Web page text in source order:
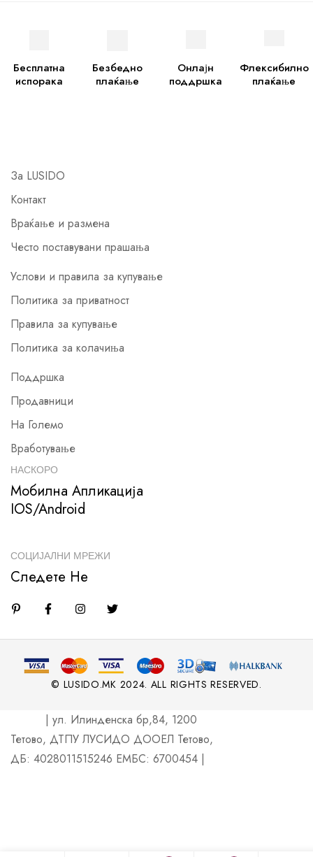
Бесплатна
испорака
Безбедно
плаќање
Онлајн
поддршка
Флексибилно
плаќање
За LUSIDO
Контакт
Враќање и размена
Често поставувани прашања
Услови и правила за купување
Политика за приватност
Правила за купување
Политика за колачиња
Поддршка
Продавници
На Големо
Вработување
НАСКОРО
Мобилна Апликација
IOS/Android
СОЦИЈАЛНИ МРЕЖИ
Следете Не
© LUSIDO.MK 2024. ALL RIGHTS RESERVED.
| ул. Илинденска бр,84, 1200
Тетово, ДТПУ ЛУСИДО ДООЕЛ Тетово,
ДБ: 4028011515246 ЕМБС: 6700454 |